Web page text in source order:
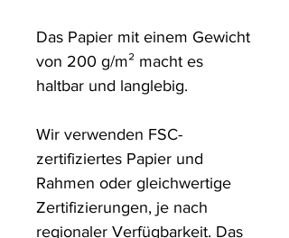
Das Papier mit einem Gewicht
von 200 g/m² macht es
haltbar und langlebig.
Wir verwenden FSC-
zertifiziertes Papier und
Rahmen oder gleichwertige
Zertifizierungen, je nach
regionaler Verfügbarkeit. Das